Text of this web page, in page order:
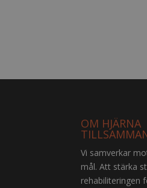
OM HJÄRNA
Vi samverkar
mål. Att stärka
rehabiliteringen